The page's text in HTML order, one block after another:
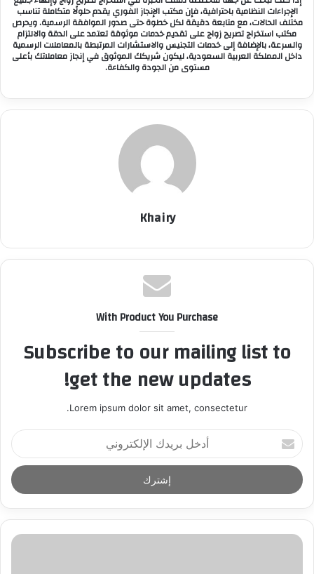
الإجراءات النظامية باحترافية، فإن مكتب الإنجاز الفوري يقدم حلولًا متكاملة تناسب
مختلف الحالات، مع متابعة دقيقة لكل خطوة حتى صدور الموافقة الرسمية. ويحرص
مكتب استخراج تصريح زواج على تقديم خدمات موثوقة تعتمد على الدقة والالتزام
والسرعة، بالإضافة إلى خدمات التجنيس والاستشارات المرتبطة بالمعاملات الرسمية
داخل المملكة العربية السعودية، ليكون شريكك الموثوق في إنجاز معاملاتك بأعلى
مستوى من الجودة والكفاءة.
Khairy
With Product You Purchase
Subscribe to our mailing list to
get the new updates!
Lorem ipsum dolor sit amet, consectetur.
أ
د
خ
ل
ر
د